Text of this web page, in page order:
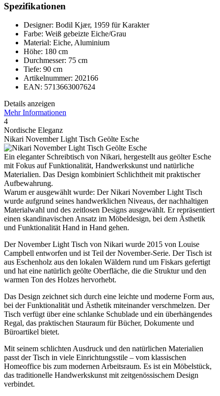
Spezifikationen
Designer: Bodil Kjær, 1959 für Karakter
Farbe: Weiß gebeizte Eiche/Grau
Material: Eiche, Aluminium
Höhe: 180 cm
Durchmesser: 75 cm
Tiefe: 90 cm
Artikelnummer: 202166
EAN: 5713663007624
Details anzeigen
Mehr Informationen
4
Nordische Eleganz
Nikari November Light Tisch Geölte Esche
Ein eleganter Schreibtisch von Nikari, hergestellt aus geölter Esche
mit Fokus auf Funktionalität, Handwerkskunst und natürliche
Materialien. Das Design kombiniert Schlichtheit mit praktischer
Aufbewahrung.
Warum er ausgewählt wurde: Der Nikari November Light Tisch
wurde aufgrund seines handwerklichen Niveaus, der nachhaltigen
Materialwahl und des zeitlosen Designs ausgewählt. Er repräsentiert
einen skandinavischen Ansatz im Möbeldesign, bei dem Ästhetik
und Funktionalität Hand in Hand gehen.
Der November Light Tisch von Nikari wurde 2015 von Louise
Campbell entworfen und ist Teil der November-Serie. Der Tisch ist
aus Eschenholz aus den lokalen Wäldern rund um Fiskars gefertigt
und hat eine natürlich geölte Oberfläche, die die Struktur und den
warmen Ton des Holzes hervorhebt.
Das Design zeichnet sich durch eine leichte und moderne Form aus,
bei der Funktionalität und Ästhetik miteinander verschmelzen. Der
Tisch verfügt über eine schlanke Schublade und ein überhängendes
Regal, das praktischen Stauraum für Bücher, Dokumente und
Büroartikel bietet.
Mit seinem schlichten Ausdruck und den natürlichen Materialien
passt der Tisch in viele Einrichtungsstile – vom klassischen
Homeoffice bis zum modernen Arbeitsraum. Es ist ein Möbelstück,
das traditionelle Handwerkskunst mit zeitgenössischem Design
verbindet.